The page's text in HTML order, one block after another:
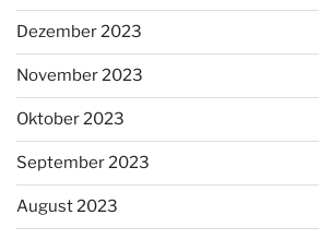
Dezember 2023
November 2023
Oktober 2023
September 2023
August 2023